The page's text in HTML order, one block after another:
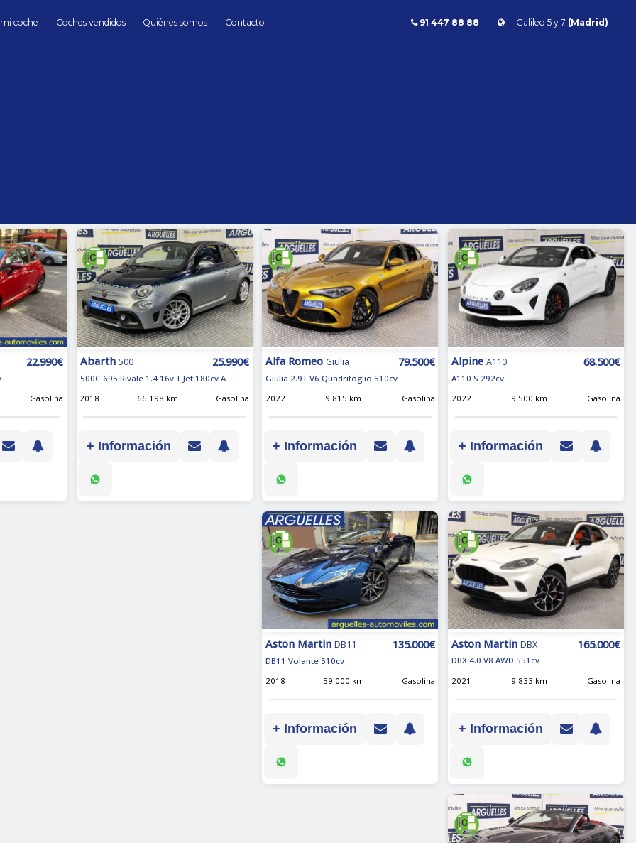
coche Coches vendidos Quiénes somos Contacto 91 447 88 88 Galileo 5 y 7 (Madrid)
22.990€
Gasolina
Abarth 500 25.990€
500C 695 Rivale 1.4 16v T Jet 180cv A
2018
66.198 km Gasolina
+ Información
Alfa Romeo Giulia 79.500€
Giulia 2.9T V6 Quadrifoglio 510cv
2022
9.815 km Gasolina
+ Información
Alpine A110 68.500€
A110 S 292cv
2022
9.500 km Gasolina
+ Información
Aston Martin DB11 135.000€
DB11 Volante 510cv
2018
59.000 km Gasolina
+ Información
Aston Martin DBX 165.000€
DBX 4.0 V8 AWD 551cv
2021
9.833 km Gasolina
+ Información